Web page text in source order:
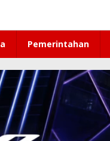
Pemerintahan